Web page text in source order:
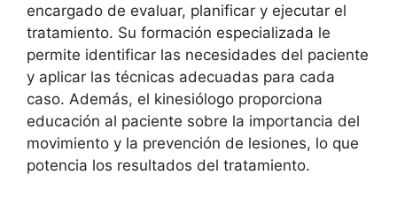
encargado de evaluar, planificar y ejecutar el
tratamiento. Su formación especializada le
permite identificar las necesidades del paciente
y aplicar las técnicas adecuadas para cada
caso. Además, el kinesiólogo proporciona
educación al paciente sobre la importancia del
movimiento y la prevención de lesiones, lo que
potencia los resultados del tratamiento.